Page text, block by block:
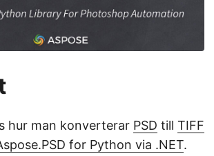
hur man konverterar PSD till TIFF
for Python via .NET.